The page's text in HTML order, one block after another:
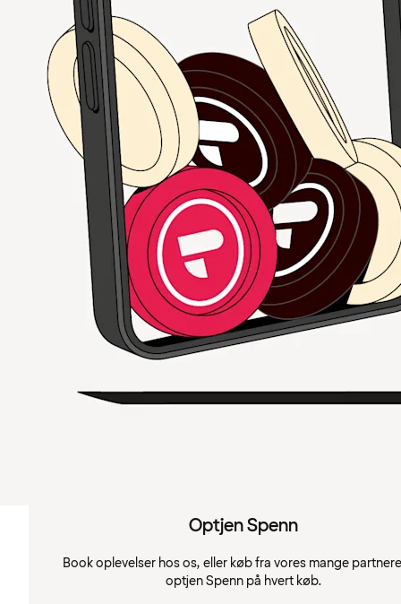
Optjen Spenn
Book oplevelser hos os, eller køb fra vores mange
optjen Spenn på hvert køb.